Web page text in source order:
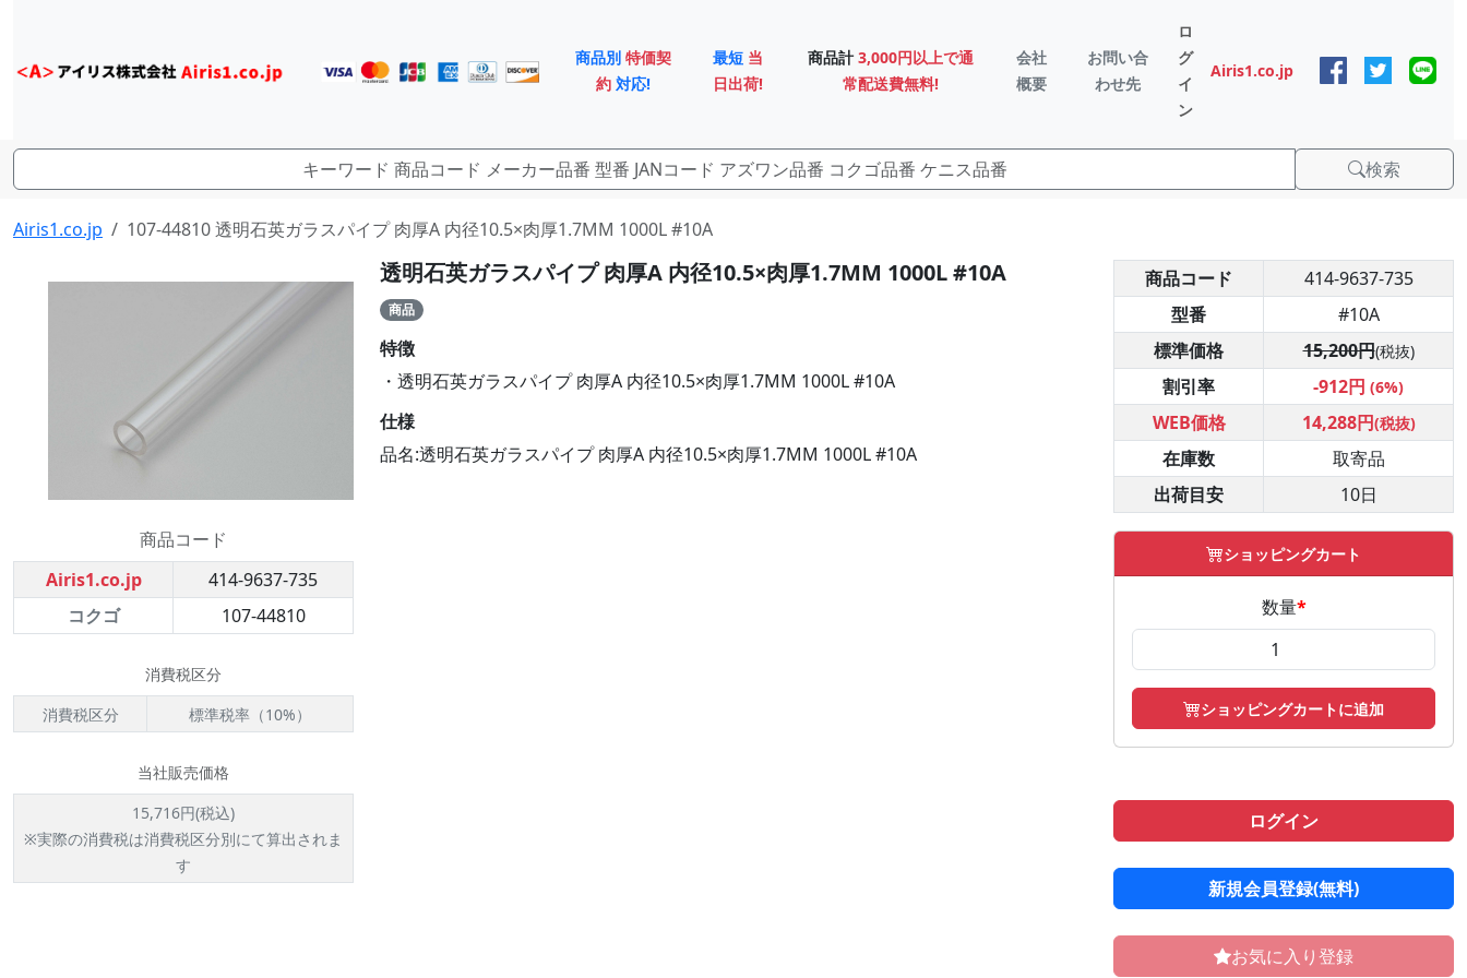
商品別 特価契
約 対応!
最短 当
日出荷!
商品計 3,000円以上で通
常配送費無料!
会社
概要
お問い合
わせ先
ロ
グ
イ
ン
Airis1.co.jp
検索
Airis1.co.jp 107-44810 透明石英ガラスパイプ 肉厚A 内径10.5×肉厚1.7MM 1000L #10A
商品コード
Airis1.co.jp
414-9637-735
コクゴ
107-44810
消費税区分
消費税区分
標準税率（10%）
当社販売価格
15,716円(税込)
※実際の消費税は消費税区分別にて算出されま
す
透明石英ガラスパイプ 肉厚A 内径10.5×肉厚1.7MM 1000L #10A
商品
特徴
・透明石英ガラスパイプ 肉厚A 内径10.5×肉厚1.7MM 1000L #10A
仕様
品名:透明石英ガラスパイプ 肉厚A 内径10.5×肉厚1.7MM 1000L #10A
商品コード
414-9637-735
型番
#10A
標準価格
15,200円(税抜)
割引率 -912円 (6%)
WEB価格 14,288円(税抜)
在庫数
取寄品
出荷目安
10日
ショッピングカート
数量*
ショッピングカートに追加
ログイン
新規会員登録(無料)
お気に入り登録